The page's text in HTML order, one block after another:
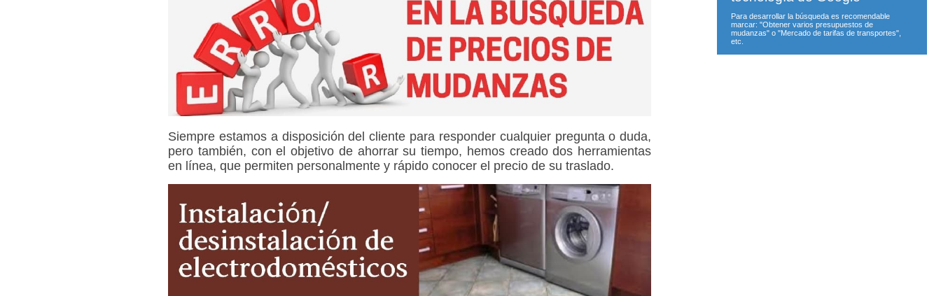
Siempre estamos a disposición del cliente para responder cualquier pregunta o duda,
pero también, con el objetivo de ahorrar su tiempo, hemos creado dos herramientas
en línea, que permiten personalmente y rápido conocer el precio de su traslado.
Para desarrollar la búsqueda es recomendable
marcar: "Obtener varios presupuestos de
mudanzas" o "Mercado de tarifas de transportes",
etc.